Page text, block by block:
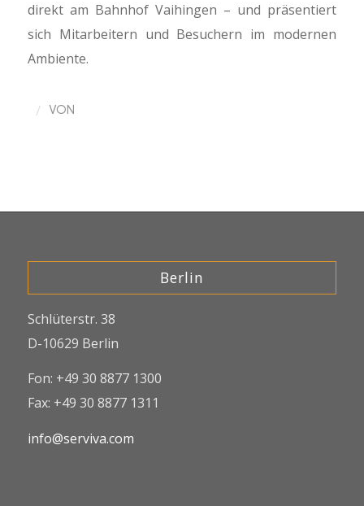
direkt am Bahnhof Vaihingen – und präsentiert
sich Mitarbeitern und Besuchern im modernen
Ambiente.
/ VON
Berlin
Schlüterstr. 38
D-10629 Berlin
Fon: +49 30 8877 1300
Fax: +49 30 8877 1311
info@serviva.com